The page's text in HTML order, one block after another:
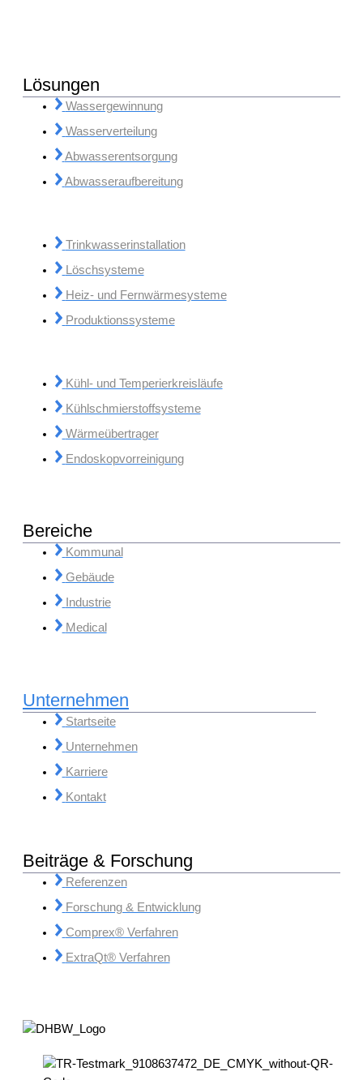
Lösungen
Wassergewinnung
Wasserverteilung
Abwasserentsorgung
Abwasseraufbereitung
Trinkwasserinstallation
Löschsysteme
Heiz- und Fernwärmesysteme
Produktionssysteme
Kühl- und Temperierkreisläufe
Kühlschmierstoffsysteme
Wärmeübertrager
Endoskopvorreinigung
Bereiche
Kommunal
Gebäude
Industrie
Medical
Unternehmen
Startseite
Unternehmen
Karriere
Kontakt
Beiträge & Forschung
Referenzen
Forschung & Entwicklung
Comprex® Verfahren
ExtraQt® Verfahren